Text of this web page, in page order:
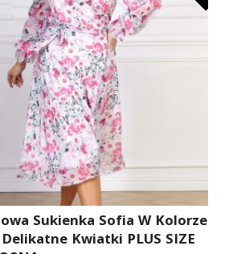
Sukienka Sofia W Kolorze
Kwiatki PLUS SIZE